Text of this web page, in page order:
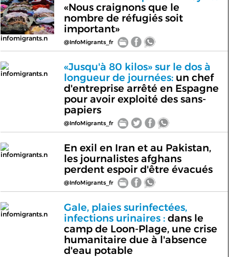
infomigrants.n
«Nous craignons que le
nombre de réfugiés soit
important»
@InfoMigrants_fr
infomigrants.n
«Jusqu'à 80 kilos» sur le dos à
longueur de journées:un chef
d'entreprise arrêté en Espagne
pour avoir exploité des sans-
papiers
@InfoMigrants_fr
infomigrants.n
En exil en Iran et au Pakistan,
les journalistes afghans
perdent espoir d'être évacués
@InfoMigrants_fr
infomigrants.n
Gale, plaies surinfectées,
infections urinaires :dans le
camp de Loon-Plage, une crise
humanitaire due à l'absence
d'eau potable